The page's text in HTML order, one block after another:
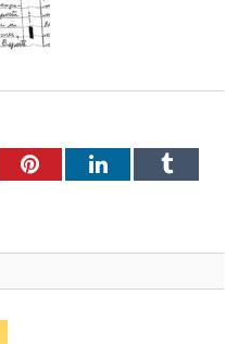
PinterestLinkedInTumblr